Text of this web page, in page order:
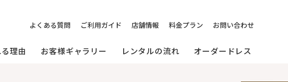
よくある質問 ご利用ガイド 店舗情報 料金プラン お問い合わせ
理由 お客様ギャラリー レンタルの流れ オーダードレス